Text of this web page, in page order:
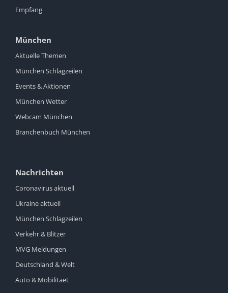
Empfang
München
Aktuelle Themen
München Schlagzeilen
Events & Aktionen
München Wetter
Webcam München
Branchenbuch München
Nachrichten
Coronavirus aktuell
Ukraine aktuell
München Schlagzeilen
Verkehr & Blitzer
MVG Meldungen
Deutschland & Welt
Auto & Mobilitaet